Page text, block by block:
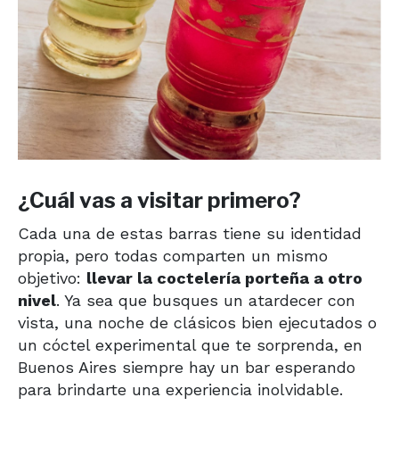
¿Cuál vas a visitar primero?
Cada una de estas barras tiene su identidad
propia, pero todas comparten un mismo
objetivo: llevar la coctelería porteña a otro
nivel. Ya sea que busques un atardecer con
vista, una noche de clásicos bien ejecutados o
un cóctel experimental que te sorprenda, en
Buenos Aires siempre hay un bar esperando
para brindarte una experiencia inolvidable.